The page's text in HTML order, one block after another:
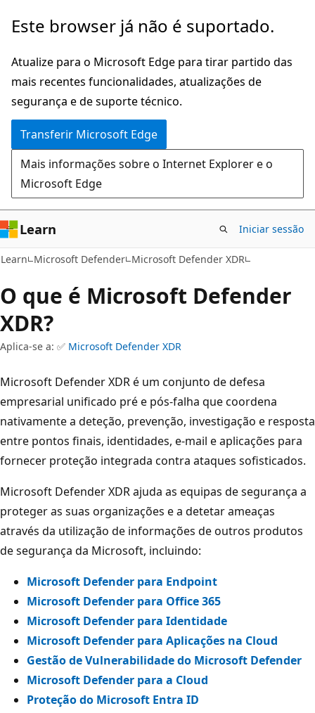
Saltar
o
conteúdo
principal
Este browser já não é suportado.
Atualize para o Microsoft Edge para tirar partido das
mais recentes funcionalidades, atualizações de
segurança e de suporte técnico.
Transferir Microsoft Edge
Mais informações sobre o Internet Explorer e o
Microsoft Edge
Learn Iniciar sessão
Learn Microsoft Defender Microsoft Defender XDR
O que é Microsoft Defender
XDR?
Aplica-se a: ✅ Microsoft Defender XDR
Microsoft Defender XDR é um conjunto de defesa
empresarial unificado pré e pós-falha que coordena
nativamente a deteção, prevenção, investigação e resposta
entre pontos finais, identidades, e-mail e aplicações para
fornecer proteção integrada contra ataques sofisticados.
Microsoft Defender XDR ajuda as equipas de segurança a
proteger as suas organizações e a detetar ameaças
através da utilização de informações de outros produtos
de segurança da Microsoft, incluindo:
Microsoft Defender para Endpoint
Microsoft Defender para Office 365
Microsoft Defender para Identidade
Microsoft Defender para Aplicações na Cloud
Gestão de Vulnerabilidade do Microsoft Defender
Microsoft Defender para a Cloud
Proteção do Microsoft Entra ID